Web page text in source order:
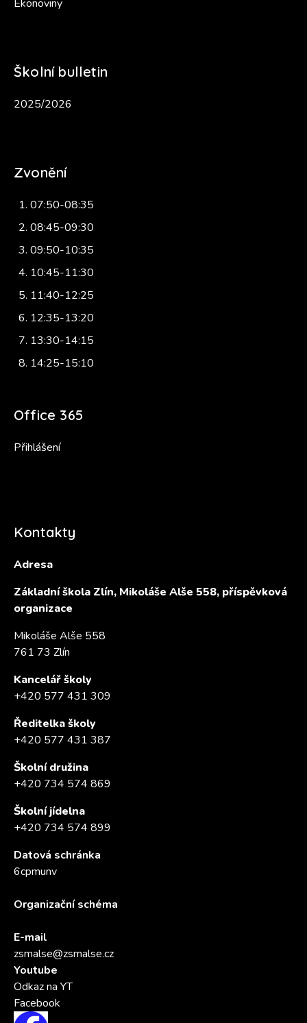
Ekonoviny
Školní bulletin
2025/2026
Zvonění
07:50-08:35
08:45-09:30
09:50-10:35
10:45-11:30
11:40-12:25
12:35-13:20
13:30-14:15
14:25-15:10
Office 365
Přihlášení
Kontakty
Adresa
Základní škola Zlín, Mikoláše Alše 558, příspěvková
organizace
Mikoláše Alše 558
761 73 Zlín
Kancelář školy
+420 577 431 309
Ředitelka školy
+420 577 431 387
Školní družina
+420 734 574 869
Školní jídelna
+420 734 574 899
Datová schránka
6cpmunv
Organizační schéma
E-mail
zsmalse@zsmalse.cz
Youtube
Odkaz na YT
Facebook